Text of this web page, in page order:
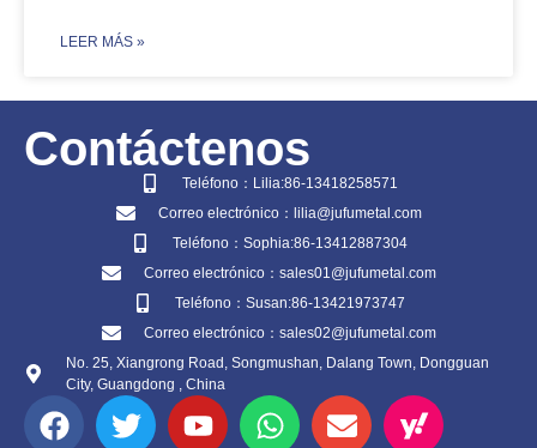
​LEER MÁS »
Contáctenos
Teléfono：Lilia:86-13418258571
Correo electrónico：lilia@jufumetal.com
Teléfono：Sophia:86-13412887304
Correo electrónico：sales01@jufumetal.com
Teléfono：Susan:86-13421973747
Correo electrónico：sales02@jufumetal.com
No. 25, Xiangrong Road, Songmushan, Dalang Town, Dongguan
City, Guangdong , China